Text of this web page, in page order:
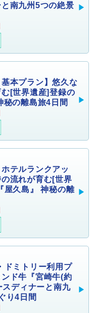
南九州5つの絶景
基本プラン】悠久な
[世界遺産]登録の
秘の離島旅4日間
ホテルランクアッ
流れが育む[世界
屋久島』 神秘の離
ミトリー利用プ
ド牛『宮崎牛(約
ディナーと南九
り4日間